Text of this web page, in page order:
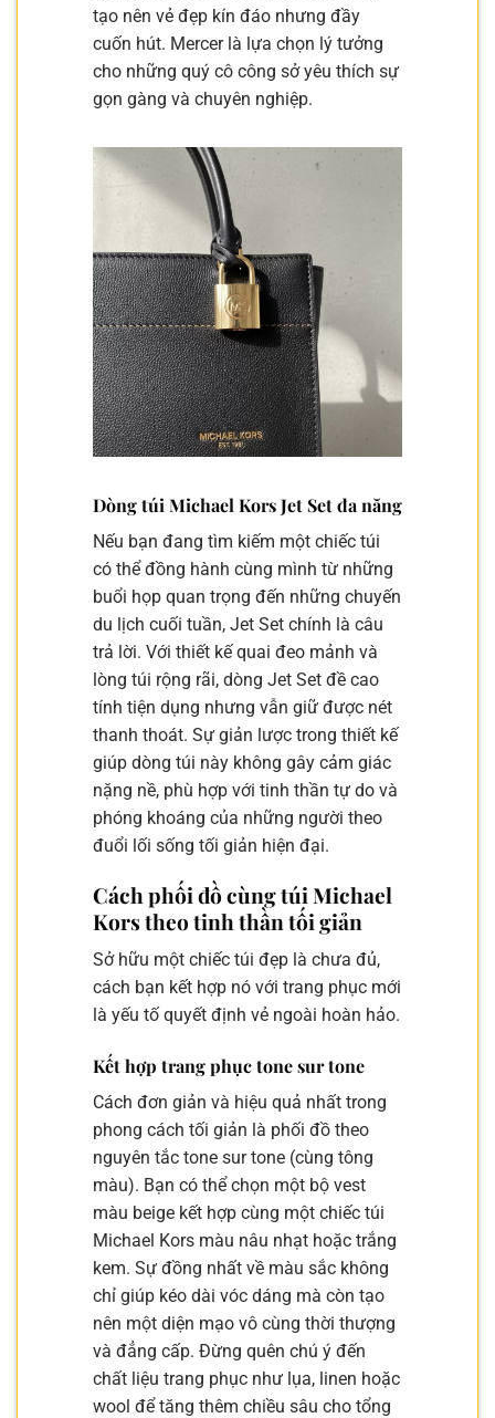
tạo nên vẻ đẹp kín đáo nhưng đầy
cuốn hút. Mercer là lựa chọn lý tưởng
cho những quý cô công sở yêu thích sự
gọn gàng và chuyên nghiệp.
Dòng túi Michael Kors Jet Set đa năng
Nếu bạn đang tìm kiếm một chiếc túi
có thể đồng hành cùng mình từ những
buổi họp quan trọng đến những chuyến
du lịch cuối tuần, Jet Set chính là câu
trả lời. Với thiết kế quai đeo mảnh và
lòng túi rộng rãi, dòng Jet Set đề cao
tính tiện dụng nhưng vẫn giữ được nét
thanh thoát. Sự giản lược trong thiết kế
giúp dòng túi này không gây cảm giác
nặng nề, phù hợp với tinh thần tự do và
phóng khoáng của những người theo
đuổi lối sống tối giản hiện đại.
Cách phối đồ cùng túi Michael
Kors theo tinh thần tối giản
Sở hữu một chiếc túi đẹp là chưa đủ,
cách bạn kết hợp nó với trang phục mới
là yếu tố quyết định vẻ ngoài hoàn hảo.
Kết hợp trang phục tone sur tone
Cách đơn giản và hiệu quả nhất trong
phong cách tối giản là phối đồ theo
nguyên tắc tone sur tone (cùng tông
màu). Bạn có thể chọn một bộ vest
màu beige kết hợp cùng một chiếc túi
Michael Kors màu nâu nhạt hoặc trắng
kem. Sự đồng nhất về màu sắc không
chỉ giúp kéo dài vóc dáng mà còn tạo
nên một diện mạo vô cùng thời thượng
và đẳng cấp. Đừng quên chú ý đến
chất liệu trang phục như lụa, linen hoặc
wool để tăng thêm chiều sâu cho tổng